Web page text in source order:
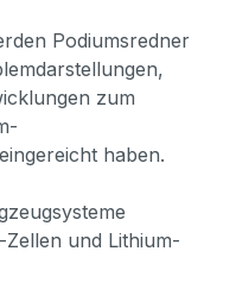
Podiumsredner
zum
haben.
und Lithium-